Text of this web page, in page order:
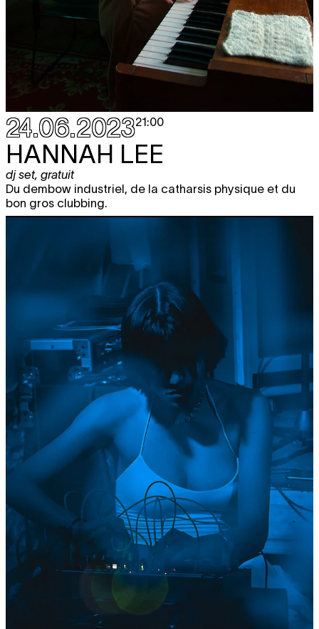
24.06.202321:00
HANNAH LEE
dj set, gratuit
Du dembow industriel, de la catharsis physique et du
bon gros clubbing.